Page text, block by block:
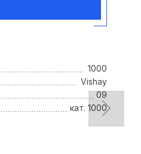
1000
Vishay
09
кат. 1000